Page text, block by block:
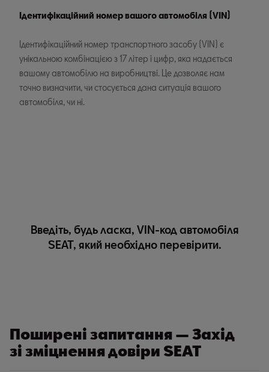
Ідентифікаційний номер вашого автомобіля (VIN)
Ідентифікаційний номер транспортного засобу (VIN) є
унікальною комбінацією з 17 літер і цифр, яка надається
вашому автомобілю на виробництві. Це дозволяє нам
точно визначити, чи стосується дана ситуація вашого
автомобіля, чи ні.
Поширені запитання — Захід
зі зміцнення довіри SEAT